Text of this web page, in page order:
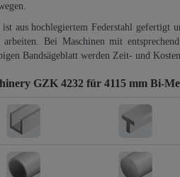
aus hochlegiertem Federstahl
Bei Maschinen mit
Bandsägeblatt werden Zeit- und
GZK 4232 für 4115 mm Bi-